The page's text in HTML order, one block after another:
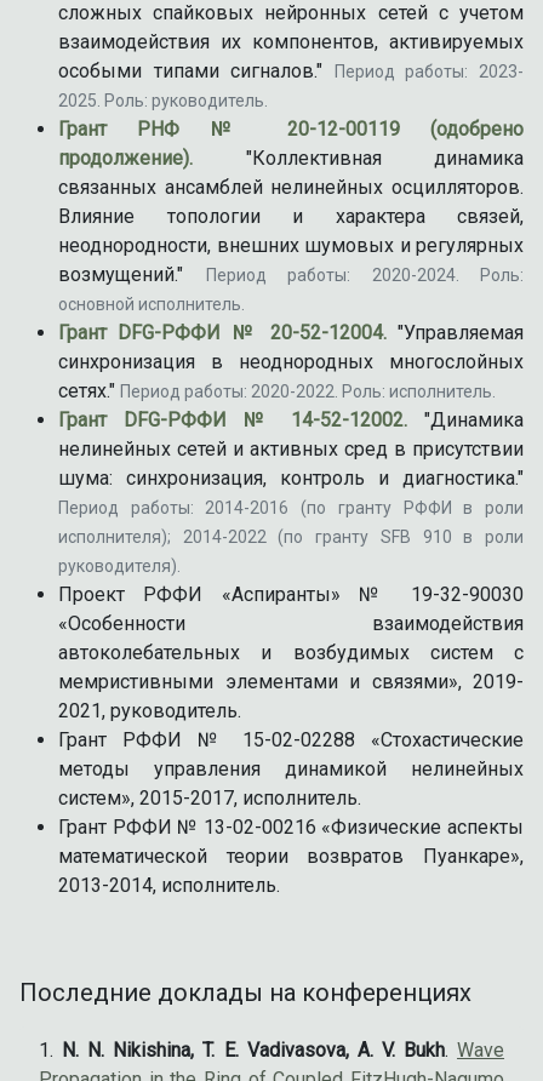
сложных спайковых нейронных сетей с учетом
взаимодействия их компонентов, активируемых
особыми типами сигналов."
Период работы: 2023-
2025. Роль: руководитель.
Грант РНФ № 20-12-00119 (одобрено
продолжение). "Коллективная динамика
связанных ансамблей нелинейных осцилляторов.
Влияние топологии и характера связей,
неоднородности, внешних шумовых и регулярных
возмущений."
Период работы: 2020-2024. Роль:
основной исполнитель.
Грант DFG-РФФИ № 20-52-12004."Управляемая
синхронизация в неоднородных многослойных
сетях." Период работы: 2020-2022. Роль: исполнитель.
Грант DFG-РФФИ № 14-52-12002. "Динамика
нелинейных сетей и активных сред в присутствии
шума: синхронизация, контроль и диагностика."
Период работы: 2014-2016 (по гранту РФФИ в роли
исполнителя); 2014-2022 (по гранту SFB 910 в роли
руководителя).
Проект РФФИ «Аспиранты» № 19-32-90030
«Особенности взаимодействия
автоколебательных и возбудимых систем с
мемристивными элементами и связями», 2019-
2021, руководитель.
Грант РФФИ № 15-02-02288 «Стохастические
методы управления динамикой нелинейных
систем», 2015-2017, исполнитель.
Грант РФФИ № 13-02-00216 «Физические аспекты
математической теории возвратов Пуанкаре»,
2013-2014, исполнитель.
Последние доклады на конференциях
N. N. Nikishina, T. E. Vadivasova, A. V. Bukh.Wave